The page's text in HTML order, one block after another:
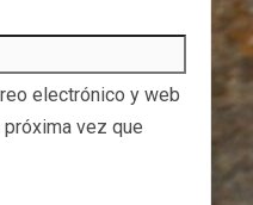
electrónico y web
vez que